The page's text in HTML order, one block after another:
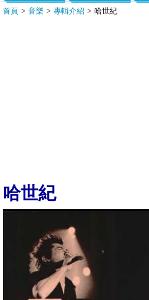
首頁 > 音樂 > 專輯介紹 > 哈世紀
哈世紀